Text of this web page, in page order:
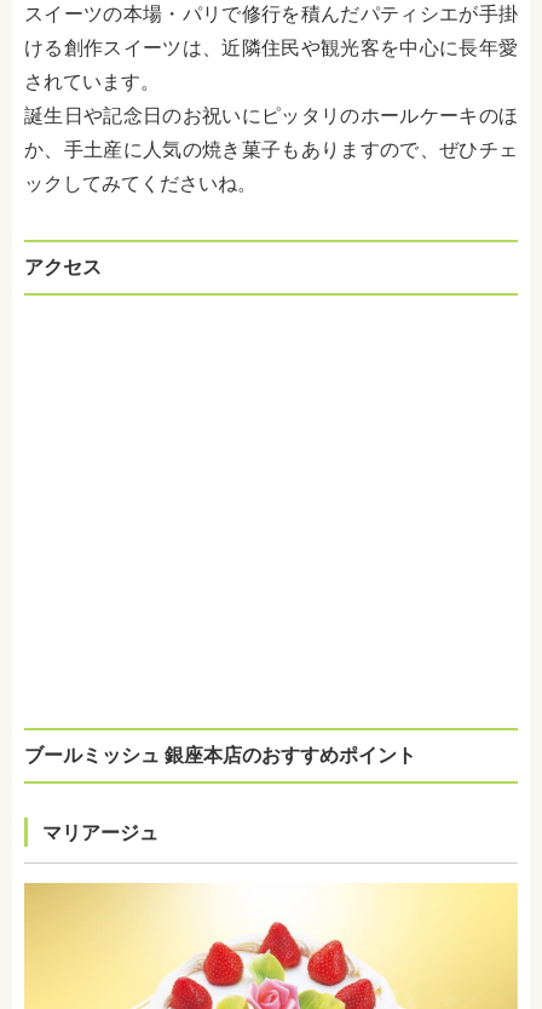
スイーツの本場・パリで修行を積んだパティシエが手掛
ける創作スイーツは、近隣住民や観光客を中心に長年愛
されています。
誕生日や記念日のお祝いにピッタリのホールケーキのほ
か、手土産に人気の焼き菓子もありますので、ぜひチェ
ックしてみてくださいね。
アクセス
ブールミッシュ 銀座本店のおすすめポイント
マリアージュ